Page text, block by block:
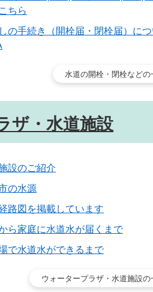
ちら
の手続き（開栓届・閉栓届）に
水道の開栓・閉栓などの
ザ・水道施設
設のご紹介
の水源
路図を掲載しています
ら家庭に水道水が届くまで
で水道水ができるまで
ウォータープラザ・水道施設の